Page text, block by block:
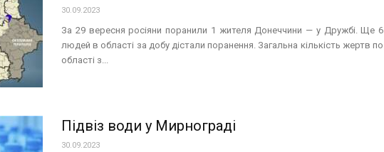
30.09.2023
За 29 вересня росіяни поранили 1 жителя Донеччини — у Дружбі. Ще 6
людей в області за добу дістали поранення. Загальна кількість жертв по
області з...
Підвіз води у Мирнограді
30.09.2023